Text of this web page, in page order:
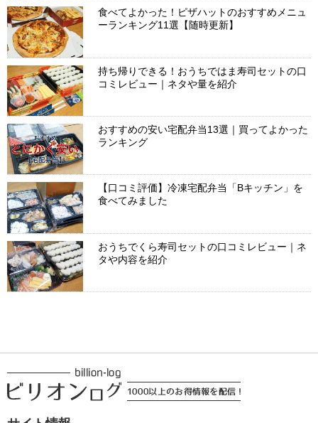
食べてよかった！ピザハットのおすすめメニュ
ーランキング11選【随時更新】
持ち帰りできる！おうちではま寿司セットの口
コミレビュー｜ネタや量を紹介
おすすめの安い宅配弁当13選｜買ってよかった
ランキング
【口コミ評価】冷凍宅配弁当「Bキッチン」を
食べてみました
おうちでくら寿司セットの口コミレビュー｜ネ
タや内容を紹介